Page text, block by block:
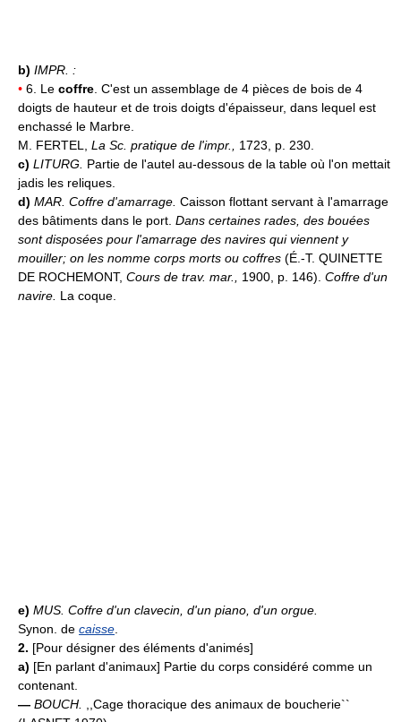
b) IMPR. :
• 6. Le coffre . C'est un assemblage de 4 pièces de bois de 4
doigts de hauteur et de trois doigts d'épaisseur, dans lequel est
enchassé le Marbre.
M. FERTEL, La Sc. pratique de l'impr., 1723, p. 230.
c) LITURG. Partie de l'autel au-dessous de la table où l'on mettait
jadis les reliques.
d) MAR. Coffre d'amarrage. Caisson flottant servant à l'amarrage
des bâtiments dans le port. Dans certaines rades, des bouées
sont disposées pour l'amarrage des navires qui viennent y
mouiller; on les nomme corps morts ou coffres (É.-T. QUINETTE
DE ROCHEMONT, Cours de trav. mar., 1900, p. 146). Coffre d'un
navire. La coque.
e) MUS. Coffre d'un clavecin, d'un piano, d'un orgue.
Synon. de caisse
2. [Pour désigner des éléments d'animés]
a) [En parlant d'animaux] Partie du corps considéré comme un
contenant.
— BOUCH.
,,Cage thoracique des animaux de boucherie``